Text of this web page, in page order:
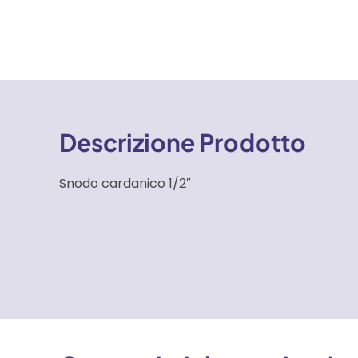
Descrizione Prodotto
Snodo cardanico 1/2″